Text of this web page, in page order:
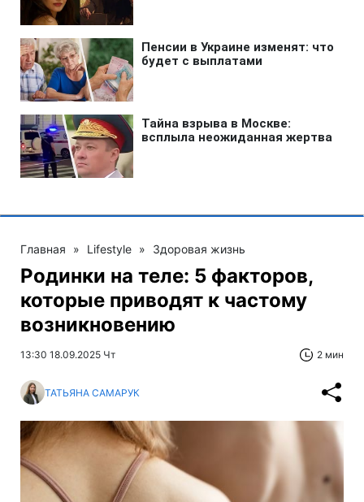
Главная » Lifestyle » Здоровая жизнь
Родинки на теле: 5 факторов,
которые приводят к частому
возникновению
13:30 18.09.2025 Чт 2 мин
ТАТЬЯНА САМАРУК